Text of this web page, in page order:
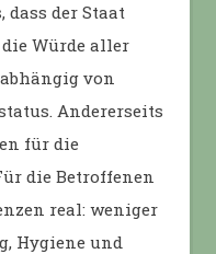
der Staat
Würde aller
von
Andererseits
für die
die Betroffenen
real: weniger
Hygiene und